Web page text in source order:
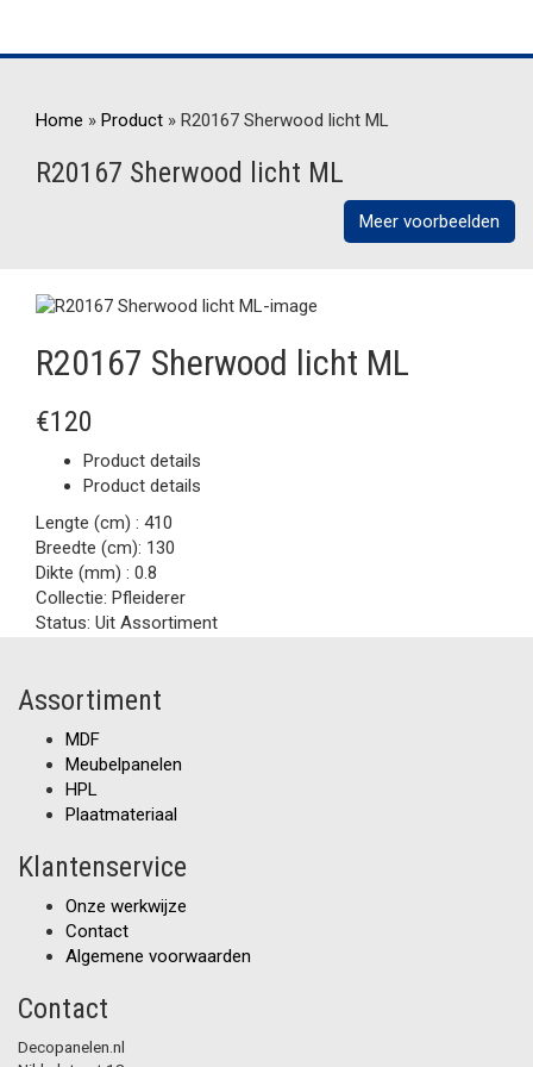
Home » Product » R20167 Sherwood licht ML
R20167 Sherwood licht ML
Meer voorbeelden
R20167 Sherwood licht ML
€120
Product details
Product details
Lengte (cm) : 410
Breedte (cm): 130
Dikte (mm) : 0.8
Collectie: Pfleiderer
Status: Uit Assortiment
Assortiment
MDF
Meubelpanelen
HPL
Plaatmateriaal
Klantenservice
Onze werkwijze
Contact
Algemene voorwaarden
Contact
Decopanelen.nl